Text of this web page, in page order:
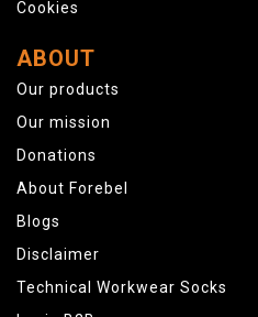
Cookies
ABOUT
Our products
Our mission
Donations
About Forebel
Blogs
Disclaimer
Technical Workwear Socks